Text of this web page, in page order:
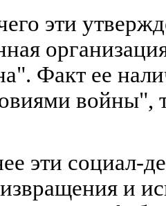
эти
Факт ее
войны",
эти социал-
и